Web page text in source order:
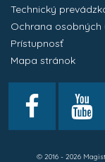
Technický
Ochrana osobných
Prístupnosť
Mapa stránok
© 2016 - 2026